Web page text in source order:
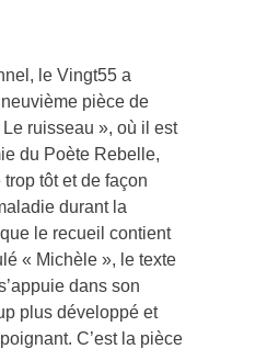
le Vingt55 a
pièce de
Le ruisseau », où il est
du Poète Rebelle,
tôt et de façon
durant la
le recueil contient
« Michèle », le texte
dans son
plus développé et
C’est la pièce